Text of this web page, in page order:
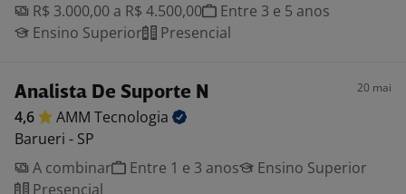
R$ 3.000,00 a R$ 4.500,00
Entre 3 e 5 anos
Ensino Superior
Presencial
Analista De Suporte N 20 mai
4,6 AMM Tecnologia
Barueri - SP
A combinar
Entre 1 e 3 anos
Ensino Superior
Presencial